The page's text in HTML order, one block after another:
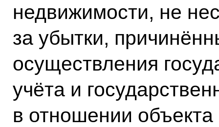
недвижимости, не
за убытки,
осуществления
учёта и
в отношении